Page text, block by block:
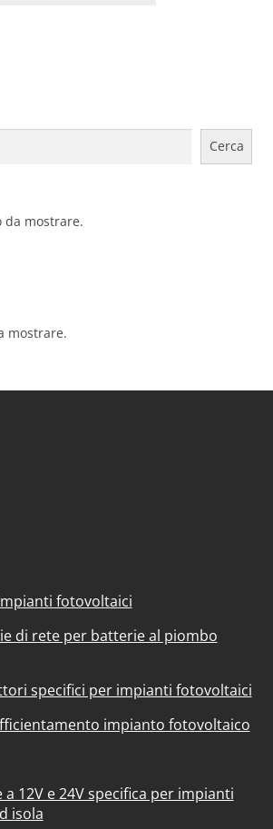
Cerca
da mostrare.
mostrare.
fotovoltaici
di rete per batterie al piombo
specifici per impianti fotovoltaici
impianto fotovoltaico
12V e 24V specifica per impianti
isola